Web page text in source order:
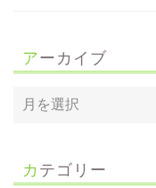
アーカイブ
カテゴリー